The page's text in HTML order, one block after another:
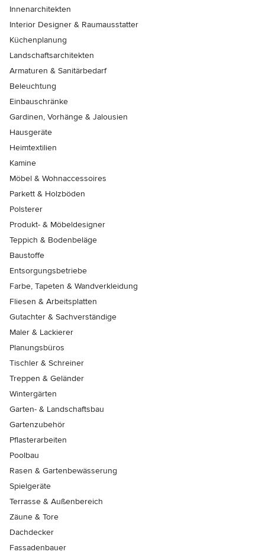
Innenarchitekten
Interior Designer & Raumausstatter
Küchenplanung
Landschaftsarchitekten
Armaturen & Sanitärbedarf
Beleuchtung
Einbauschränke
Gardinen, Vorhänge & Jalousien
Hausgeräte
Heimtextilien
Kamine
Möbel & Wohnaccessoires
Parkett & Holzböden
Polsterer
Produkt- & Möbeldesigner
Teppich & Bodenbeläge
Baustoffe
Entsorgungsbetriebe
Farbe, Tapeten & Wandverkleidung
Fliesen & Arbeitsplatten
Gutachter & Sachverständige
Maler & Lackierer
Planungsbüros
Tischler & Schreiner
Treppen & Geländer
Wintergärten
Garten- & Landschaftsbau
Gartenzubehör
Pflasterarbeiten
Poolbau
Rasen & Gartenbewässerung
Spielgeräte
Terrasse & Außenbereich
Zäune & Tore
Dachdecker
Fassadenbauer